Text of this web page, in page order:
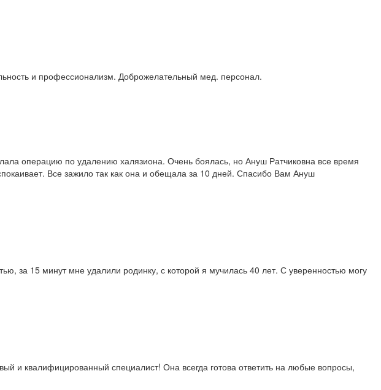
и профессионализм. Доброжелательный мед. персонал.
операцию по удалению халязиона. Очень боялась, но Ануш Ратчиковна все время
Все зажило так как она и обещала за 10 дней. Спасибо Вам Ануш
за 15 минут мне удалили родинку, с которой я мучилась 40 лет. С уверенностью могу
и квалифицированный специалист! Она всегда готова ответить на любые вопросы,